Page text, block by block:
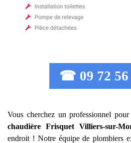
☎ 09 72 56
Vous cherchez un professionnel
chaudière Frisquet
Villiers-sur-
endroit ! Notre équipe de plombiers